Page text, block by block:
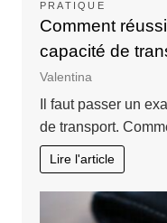
PRATIQUE
Comment
capacité de
Valentina
Il faut passer un
de transport.
Lire l'article